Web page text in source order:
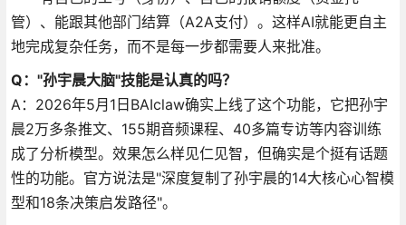
管）、能跟其他部门结算（A2A支付）。这样AI就能更自主
地完成复杂任务，而不是每一步都需要人来批准。
Q："孙宇晨大脑"技能是认真的吗？
A：2026年5月1日BAIclaw确实上线了这个功能，它把孙宇
晨2万多条推文、155期音频课程、40多篇专访等内容训练
成了分析模型。效果怎么样见仁见智，但确实是个挺有话题
性的功能。官方说法是"深度复制了孙宇晨的14大核心心智模
型和18条决策启发路径"。